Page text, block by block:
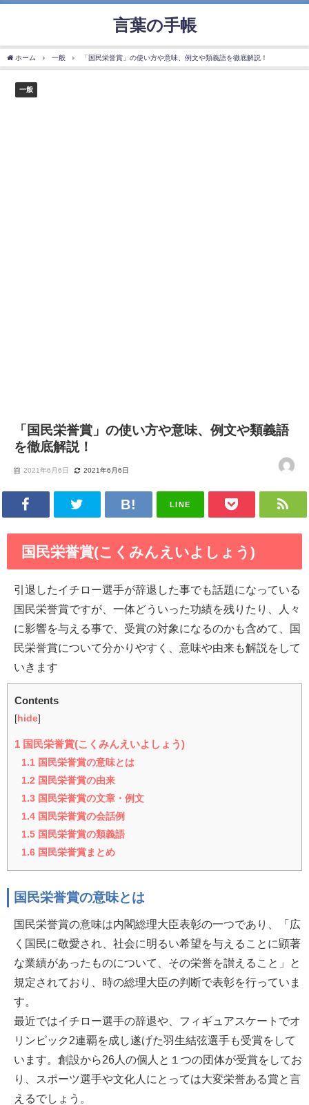
言葉の手帳
ホーム 一般 「国民栄誉賞」の使い方や意味、例文や類義語を徹底解説！
一般
「国民栄誉賞」の使い方や意味、例文や類義語
を徹底解説！
2021年6月6日 2021年6月6日
LINE
国民栄誉賞(こくみんえいよしょう)
引退したイチロー選手が辞退した事でも話題になっている
国民栄誉賞ですが、一体どういった功績を残りたり、人々
に影響を与える事で、受賞の対象になるのかも含めて、国
民栄誉賞について分かりやすく、意味や由来も解説をして
いきます
Contents
[ hide]
1 国民栄誉賞(こくみんえいよしょう)
1.1 国民栄誉賞の意味とは
1.2 国民栄誉賞の由来
1.3 国民栄誉賞の文章・例文
1.4 国民栄誉賞の会話例
1.5 国民栄誉賞の類義語
1.6 国民栄誉賞まとめ
国民栄誉賞の意味とは
国民栄誉賞の意味は内閣総理大臣表彰の一つであり、「広
く国民に敬愛され、社会に明るい希望を与えることに顕著
な業績があったものについて、その栄誉を讃えること」と
規定されており、時の総理大臣の判断で表彰を行っていま
す。
最近ではイチロー選手の辞退や、フィギュアスケートでオ
リンピック2連覇を成し遂げた羽生結弦選手も受賞をして
います。創設から26人の個人と１つの団体が受賞をしてお
り、スポーツ選手や文化人にとっては大変栄誉ある賞と言
えるでしょう。